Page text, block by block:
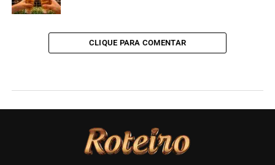
CLIQUE PARA COMENTAR